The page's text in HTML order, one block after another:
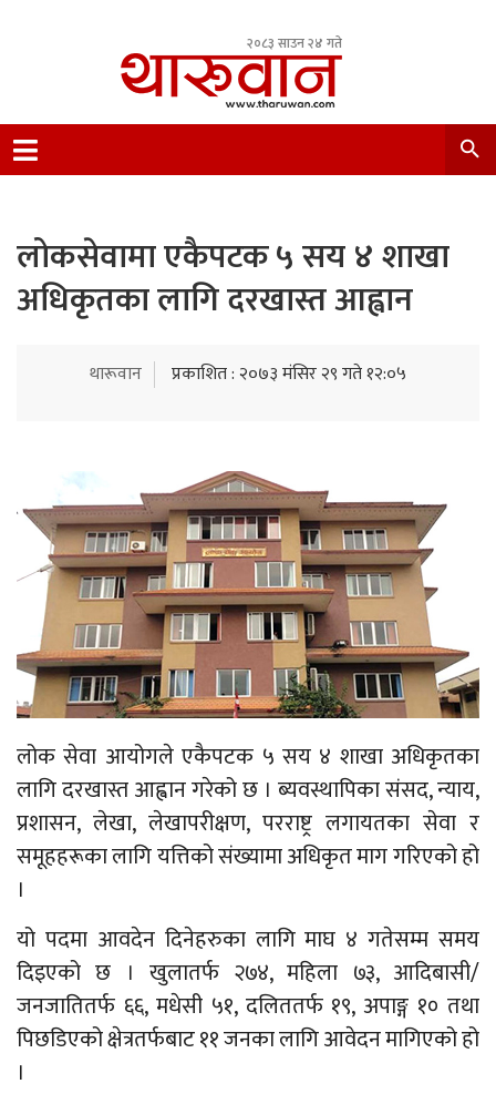
२०८३ साउन २४ गते
Nepal.
लोकसेवामा एकैपटक ५ सय ४ शाखा
अधिकृतका लागि दरखास्त आह्वान
थारूवान प्रकाशित : २०७३ मंसिर २९ गते १२:०५
लोक सेवा आयोगले एकैपटक ५ सय ४ शाखा अधिकृतका
लागि दरखास्त आह्वान गरेको छ । ब्यवस्थापिका संसद, न्याय,
प्रशासन, लेखा, लेखापरीक्षण, परराष्ट्र लगायतका सेवा र
समूहहरूका लागि यत्तिको संख्यामा अधिकृत माग गरिएको हो
।
यो पदमा आवदेन दिनेहरुका लागि माघ ४ गतेसम्म समय
दिइएको छ । खुलातर्फ २७४, महिला ७३, आदिबासी/
जनजातितर्फ ६६, मधेसी ५१, दलिततर्फ १९, अपाङ्ग १० तथा
पिछडिएको क्षेत्रतर्फबाट ११ जनका लागि आवेदन मागिएको हो
।